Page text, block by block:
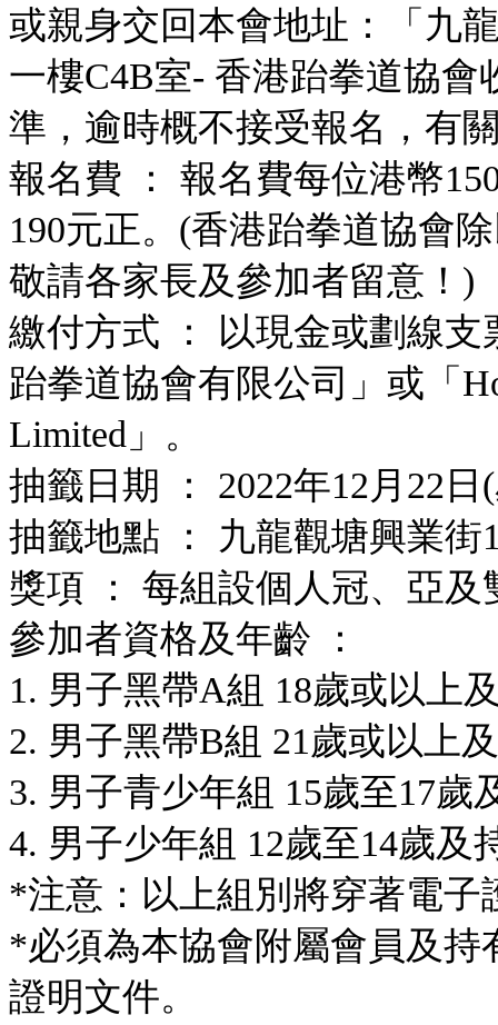
或親身交回本會地址：「九
一樓C4B室- 香港跆拳道協會
準，逾時概不接受報名， 有
報名費 ： 報名費每位港幣
190元正。 (香港跆拳道協會
敬請各家長及參加者留意！)
繳付方式 ： 以現金或劃線
跆拳道協會有限公司」或 「
Limited」。
抽籤日期 ： 2022年12月22
抽籤地點 ： 九龍觀塘興業街
獎項 ： 每組設個人冠、亞及
參加者資格及年齡 ：
1. 男子黑帶A組 18歲或以上
2. 男子黑帶B組 21歲或以上
3. 男子青少年組 15歲至17歲
4. 男子少年組 12歲至14歲及
*注意：以上組別將穿著電子
*必須為本協會附屬會員及
證明文件。